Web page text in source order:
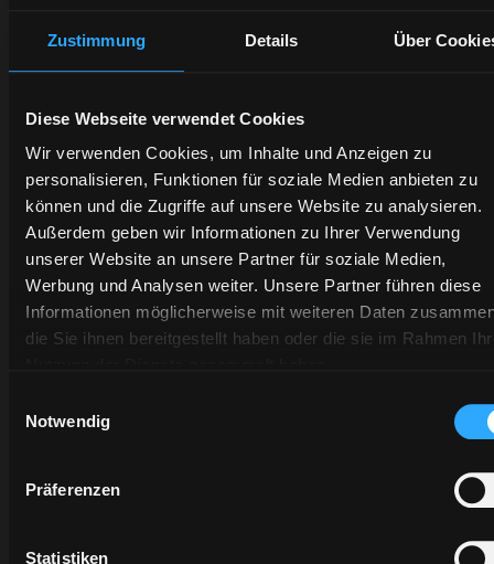
Zustimmung Details Über
Diese Webseite verwendet Cookies
Wir verwenden Cookies, um Inhalte und Anzeigen zu
personalisieren, Funktionen für soziale Medien anbieten zu
können und die Zugriffe auf unsere Website zu analysieren.
Außerdem geben wir Informationen zu Ihrer Verwendung
unserer Website an unsere Partner für soziale Medien,
Werbung und Analysen weiter. Unsere Partner führen diese
Informationen möglicherweise mit weiteren Daten
die Sie ihnen bereitgestellt haben oder die sie im Rahmen
Notwendig
Präferenzen
Statistiken
Ersatzteile, die für
jede Wartung
erforderlich sind.
wird in einer neuen Registerkarte geöffnet